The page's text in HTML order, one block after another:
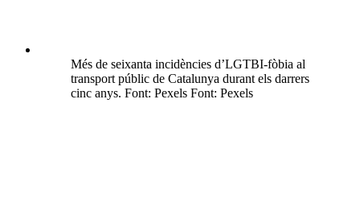
Més de seixanta incidències d’LGTBI-fòbia al
transport públic de Catalunya durant els darrers
cinc anys. Font: Pexels Font: Pexels